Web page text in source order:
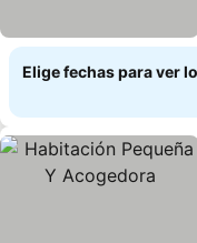
Elige fechas para ver